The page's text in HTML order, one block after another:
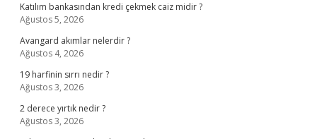
Katılım bankasından kredi çekmek caiz midir ?
Ağustos 5, 2026
Avangard akımlar nelerdir ?
Ağustos 4, 2026
19 harfinin sırrı nedir ?
Ağustos 3, 2026
2 derece yırtık nedir ?
Ağustos 3, 2026